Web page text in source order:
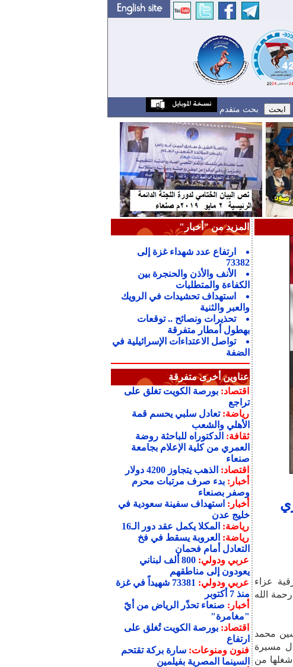
بحث متقدم
عزاء
الله
محمد
مسيرة
شغلها من
المزيد من "أخبار"
ارتفاع عدد شهداء غزة إلى
73382
الأنف والأذن والحنجرة بين
الكفاءة والمتطلبات
استهداف تحشيدات في الرويك
والعبر والثنية
تحذيرات ونصائح .. توقعات
بهطول أمطار متفرقة
تواصل الاعتداءات الإسرائيلية في
الضفة
عناوين أخرى متفرقة
اقتصاد:بورصة الكويت تغلق على
تراجع
رياضة:تعادل سلبي يحسم قمة
الأهلي والشعب
ثقافة: الدكتوراه للباحثة روضة
العمري من كلية الإعلام بجامعة
صنعاء
اقتصاد: الذهب يتجاوز 4200 دولار
أخبار:بدء صرف مرتبات محرم
وصفر بصنعاء
أخبار: استهداف سفينة سعودية في
خليج عدن
رياضة: المكلا يكمل عقد دور الـ16
رياضة: العروبة يسقط في فخ
التعادل أمام فحمان
عربي ودولي:
800 ألف لبناني
يعودون إلى مناطقهم
عربي ودولي:
73381 شهيداً في غزة
منذ 7 أكتوبر
أخبار: صنعاء تحذّر الرياض من أيّ
"مغامرة"
اقتصاد:بورصة الكويت تُغلق على
ارتفاع
فنون ومنوعات:سارة بركة تقتحم
السينما المصرية بفيلمين